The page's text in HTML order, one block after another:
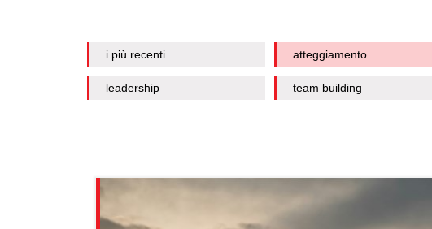
i più recenti atteggiamento
leadership team building